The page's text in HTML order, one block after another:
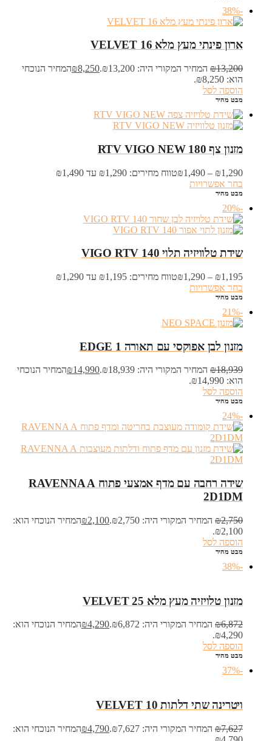
-38%
ארון פינתי מעץ מלא VELVET 16
₪13,200 המחיר המקורי היה: ₪13,200. ₪8,250
המחיר הנוכחי
הוא: ₪8,250.
הוספה לסל
מבט מהיר
מזנון צף RTV VIGO NEW 180
₪1,290
–
₪1,490
טווח מחירים: ⁦₪1,290⁩ עד ⁦₪1,490⁩
בחר אפשרויות
מבט מהיר
-20%
שידת טלוויזיה תלוי VIGO RTV 140
₪1,195
–
₪1,290
טווח מחירים: ⁦₪1,195⁩ עד ⁦₪1,290⁩
בחר אפשרויות
מבט מהיר
-21%
מזנון לבן אפוקסי עם תאורה EDGE 1
₪18,939 המחיר המקורי היה: ₪18,939. ₪14,990
המחיר הנוכחי
הוא: ₪14,990.
הוספה לסל
מבט מהיר
-24%
שידה רחבה עם מדף אמצעי פתוח RAVENNA A
2D1DM
₪2,750 המחיר המקורי היה: ₪2,750. ₪2,100
המחיר הנוכחי הוא:
₪2,100.
הוספה לסל
מבט מהיר
-38%
מזנון טלויזיה מעץ מלא VELVET 25
₪6,872 המחיר המקורי היה: ₪6,872. ₪4,290
המחיר הנוכחי הוא:
₪4,290.
הוספה לסל
מבט מהיר
-37%
ויטרינה שתי דלתות VELVET 10
₪7,627 המחיר המקורי היה: ₪7,627. ₪4,790
המחיר הנוכחי הוא: